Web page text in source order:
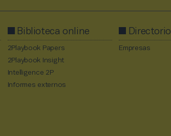
Biblioteca online
2Playbook Papers
2Playbook Insight
Intelligence 2P
Informes externos
Directorio
Empresas